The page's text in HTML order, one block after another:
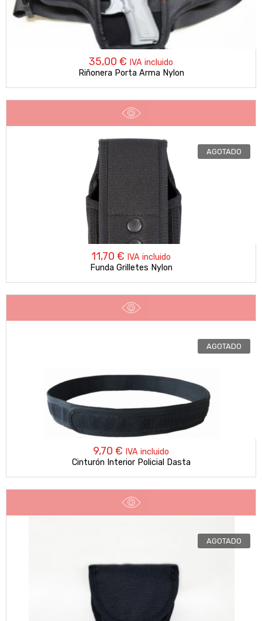
35,00 € IVA incluido
Riñonera Porta Arma Nylon
AGOTADO
11,70 € IVA incluido
Funda Grilletes Nylon
AGOTADO
9,70 € IVA incluido
Cinturón Interior Policial Dasta
AGOTADO